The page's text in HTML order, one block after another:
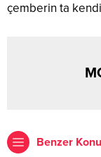
çemberin ta
Benzer